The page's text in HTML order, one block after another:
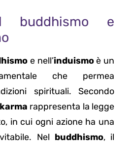
buddhismo e
e nell’induismoè un
che permea
spirituali. Secondo
karma rappresenta la legge
in cui ogni azione ha una
Nel buddhismo, il